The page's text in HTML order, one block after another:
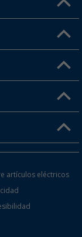
artículos eléctricos